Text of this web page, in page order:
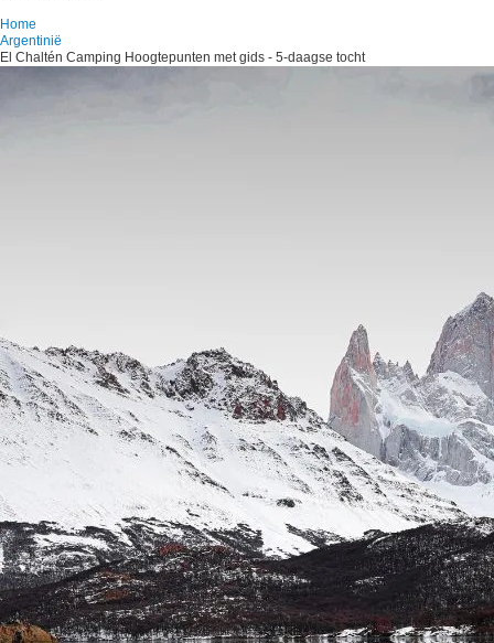
Home
Argentinië
El Chaltén Camping Hoogtepunten met gids - 5-daagse tocht